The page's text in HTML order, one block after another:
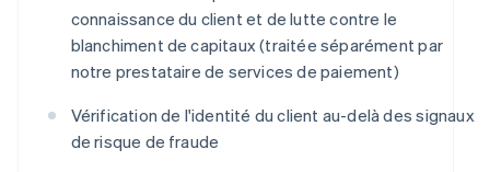
connaissance du client et de lutte contre le
blanchiment de capitaux (traitée séparément par
notre prestataire de services de paiement)
Vérification de l'identité du client au-delà des signaux
de risque de fraude